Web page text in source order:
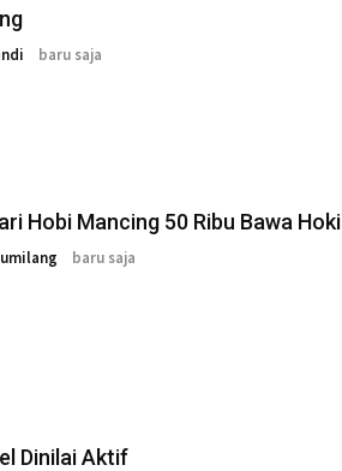
baru saja
Hobi Mancing 50 Ribu Bawa Hoki
baru saja
Dinilai Aktif